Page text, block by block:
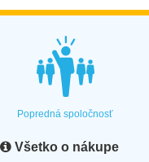
Popredná spoločnosť
Všetko o nákupe